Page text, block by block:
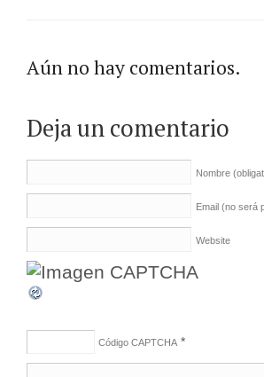
Aún no hay comentarios.
Deja un comentario
Nombre
Email (no será
Website
Código CAPTCHA *